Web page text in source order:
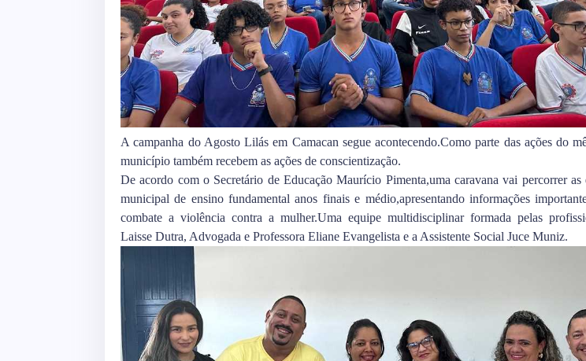
A campanha do Agosto Lilás em Camacan segue acontecendo.Como parte das ações do
município também recebem as ações de conscientização.
De acordo com o Secretário de Educação Maurício Pimenta,uma caravana vai percorrer as
municipal de ensino fundamental anos finais e médio,apresentando informações
combate a violência contra a mulher.Uma equipe multidisciplinar formada pelas
Laisse Dutra, Advogada e Professora Eliane Evangelista e a Assistente Social Juce Muniz.